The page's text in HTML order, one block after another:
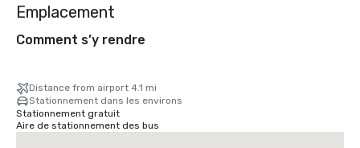
Emplacement
Comment s’y rendre
Distance from airport 4.1 mi
Stationnement dans les environs
Stationnement gratuit
Aire de stationnement des bus